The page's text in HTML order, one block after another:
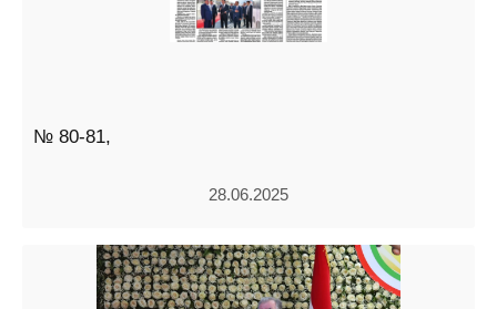
№ 80-81,
28.06.2025